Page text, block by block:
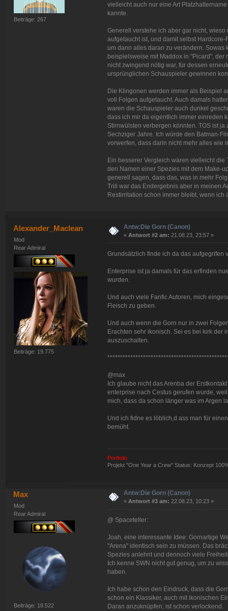
Beiträge: 267
vielleicht auch nur eine Art
kannte.
Generell verstehe ich aber gar nicht,
aufgetaucht ist, und damit selbst
um dann alles daran zu verändern. Sowas
beispielsweise mit Maddox in "Picard",
nicht zwingend nötig war, für dessen
ursprünglichen Schauspieler gewinnen
Die Klingonen werden immer als Beispiel
voll Folgen aufgetaucht. Auch damals
waren die Schauspieler auch dunkel
dass ich mir da eigentlich immer einreden
Stirnwülsten verbergen könnten. TOS ist
Sechziger Jahre. Ich würde den Batman-
vorwerfen, dass darin nicht mehr alles wie
Ein besserer Vergleich wären vielleicht
den Namen einer Spezies mit dem Make-
generell sagen, dass das, was in mehr
Trill war das Endergebnis aber in meinen
Restirritation schon immer bleibt, wenn ich
Alexander_Maclean
Mod
Rear Admiral
Beiträge: 19.775
Antw:Die Gorn (Canon)
« Antwort #2 am: 21.08.23, 23:57 »
Grundsätzlich finde ich da das aufgegrifen
Enterprise ist ja damals für das erfinden
wurden.
Und auch viele Fanfic Autoren, mich
Fleisch zu geben.
Und auch wenn die Gorn nur in zwei
Erachten sehr ikonisch. Sei es bei kirk der
auszuschalten.
@max
Ich glaube nicht das Arenba der
enterprise nach Cestus gerufen wurde,
mich, dass da schon länger was im Argen
Und ich fidne es löblich,d ass man für
bemüht.
Portfolio
Projekt "One Year a Crew" Status: Konzept
Max
Mod
Rear Admiral
Beiträge: 18.522
Antw:Die Gorn (Canon)
« Antwort #3 am: 22.08.23, 10:23 »
@ Spaceteller:
Joah, eine interessante Idee: Gornartige
"Arena" identisch sein zu müssen. Das
Spezies anlehnt und dennoch viele
Ich kenne SWN nicht gut genug, um zu
haben.
Ich habe schon den Eindruck, dass die
schon ein Klassiker, auch mit ikonischen
Daran anzuknüpfen, ist schon verlockend.